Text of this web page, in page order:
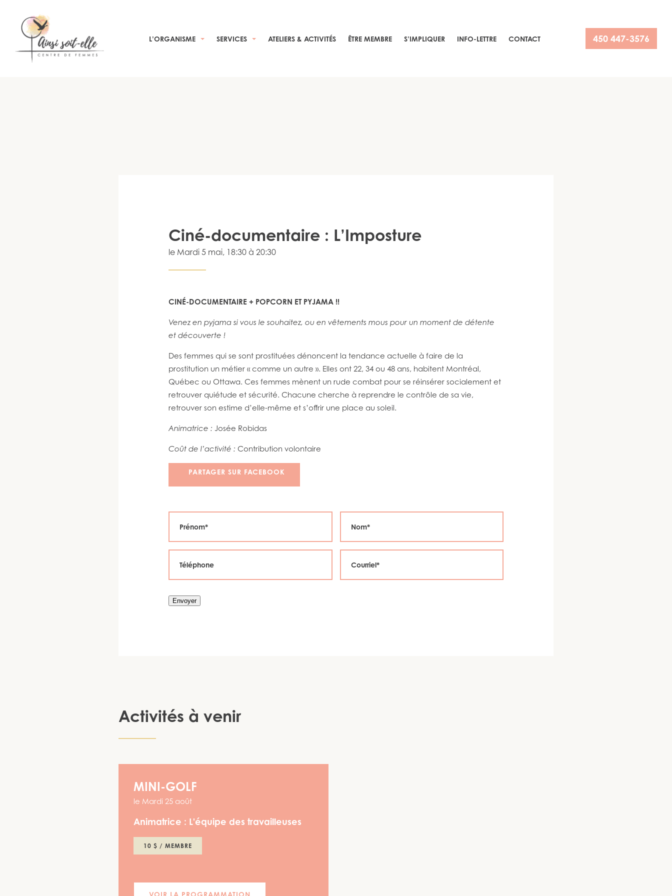
L’ORGANISME SERVICES ATELIERS & ACTIVITÉS ÊTRE MEMBRE S’IMPLIQUER INFO-LETTRE CONTACT 450 447-3576
Ciné-documentaire : L’Imposture
le Mardi 5 mai, 18:30 à 20:30
CINÉ-DOCUMENTAIRE + POPCORN ET PYJAMA !!
Venez en pyjama si vous le souhaitez, ou en vêtements mous pour un moment de détente
et découverte !
Des femmes qui se sont prostituées dénoncent la tendance actuelle à faire de la
prostitution un métier « comme un autre ». Elles ont 22, 34 ou 48 ans, habitent Montréal,
Québec ou Ottawa. Ces femmes mènent un rude combat pour se réinsérer socialement et
retrouver quiétude et sécurité. Chacune cherche à reprendre le contrôle de sa vie,
retrouver son estime d’elle-même et s’offrir une place au soleil.
Animatrice : Josée Robidas
Coût de l’activité : Contribution volontaire
PARTAGER SUR FACEBOOK
Envoyer
Activités à venir
MINI-GOLF
le Mardi 25 août
Animatrice : L'équipe des travailleuses
10 $ / MEMBRE
VOIR LA PROGRAMMATION